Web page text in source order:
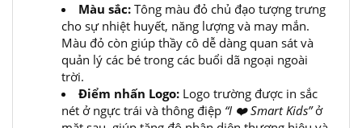
Màu sắc: Tông màu đỏ chủ đạo tượng trưng
cho sự nhiệt huyết, năng lượng và may mắn.
Màu đỏ còn giúp thầy cô dễ dàng quan sát và
quản lý các bé trong các buổi dã ngoại ngoài
trời.
Điểm nhấn Logo: Logo trường được in sắc
nét ở ngực trái và thông điệp “I ❤️ Smart Kids”ở